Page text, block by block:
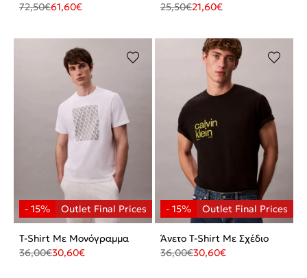
72,50€61,60€
25,50€21,60€
T-Shirt Με Μονόγραμμα
36,00€30,60€
Άνετο T-Shirt Με Σχέδιο
36,00€30,60€